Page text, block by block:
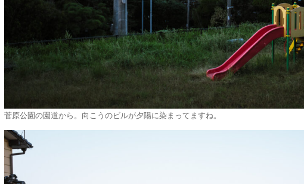
菅原公園の園道から。向こうのビルが夕陽に染まってますね。